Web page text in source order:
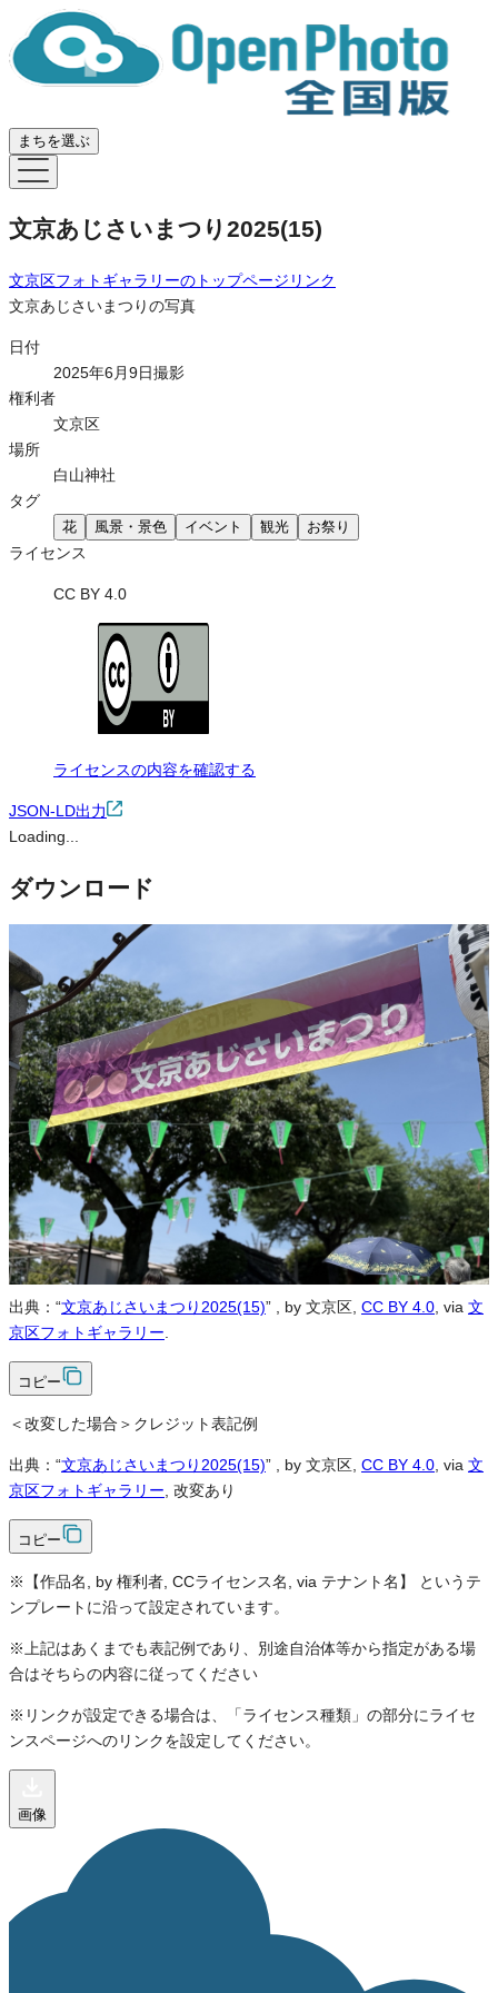
まちを選ぶ
文京あじさいまつり2025(15)
文京区フォトギャラリーのトップページリンク
文京あじさいまつりの写真
日付
2025年6月9日撮影
権利者
文京区
場所
白山神社
タグ
花 風景・景色 イベント 観光 お祭り
ライセンス
CC BY 4.0
ライセンスの内容を確認する
JSON-LD出力
Loading...
ダウンロード
この画像は、営利・非営利を問わずご利用いただけます。トリミン
グ・色変更などの改変も可能です。クレジット表記は必須です。
※本サイトの利用規約 も適用されます。
営利利用
可
改変
可
クレジット表記
必須
クレジット表記例
出典：“文京あじさいまつり2025(15)” , by 文京区, CC BY 4.0 , via 文
京区フォトギャラリー
コピー
＜改変した場合＞クレジット表記例
出典：“文京あじさいまつり2025(15)” , by 文京区, CC BY 4.0 , via 文
京区フォトギャラリー , 改変あり
コピー
※【作品名, by 権利者, CCライセンス名, via テナント名】 というテ
ンプレートに沿って設定されています。
※上記はあくまでも表記例であり、別途自治体等から指定がある場
合はそちらの内容に従ってください
※リンクが設定できる場合は、「ライセンス種類」の部分にライセ
ンスページへのリンクを設定してください。
画像